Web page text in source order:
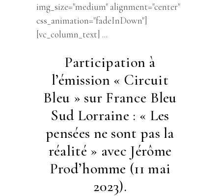
img_size="medium" alignment="center"
css_animation="fadeInDown"]
[vc_column_text]
Participation à
l’émission « Circuit
Bleu » sur France Bleu
Sud Lorraine : « Les
pensées ne sont pas la
réalité » avec Jérôme
Prod’homme (11 mai
2023).